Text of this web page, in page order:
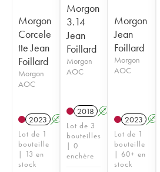
Morgon
Corcele
tte Jean
Foillard
Morgon
AOC
2023 A
Lot de 1
bouteille
| 13 en
stock
Morgon
3.14
Jean
Foillard
Morgon
AOC
2018 A
Lot de 3
bouteilles
| 0
enchère
Morgon
Jean
Foillard
Morgon
AOC
2023 A
Lot de 1
bouteille
| 60+ en
stock